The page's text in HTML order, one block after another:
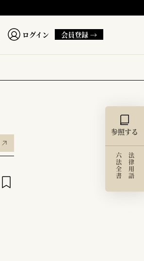
ログイン 会員登録 →
参照する
法律用語
六法全書